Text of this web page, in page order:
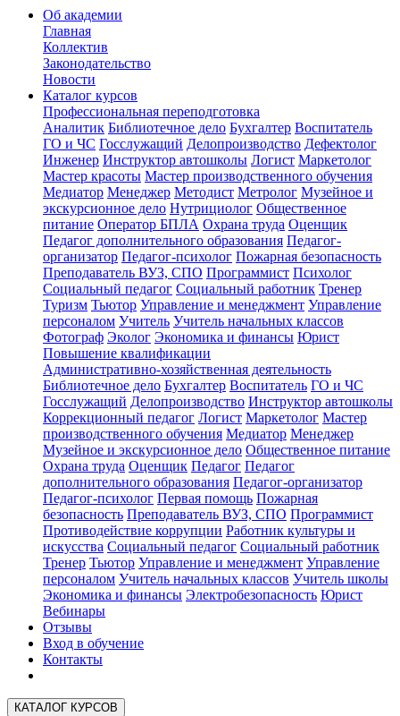
Об академии
Главная
Коллектив
Законодательство
Новости
Каталог курсов
Профессиональная переподготовка
Аналитик Библиотечное дело Бухгалтер Воспитатель
ГО и ЧС Госслужащий Делопроизводство Дефектолог
Инженер Инструктор автошколы Логист Маркетолог
Мастер красоты Мастер производственного обучения
Медиатор Менеджер Методист Метролог Музейное и
экскурсионное дело Нутрициолог Общественное
питание Оператор БПЛА Охрана труда Оценщик
Педагог дополнительного образования Педагог-
организатор Педагог-психолог Пожарная безопасность
Преподаватель ВУЗ, СПО Программист Психолог
Социальный педагог Социальный работник Тренер
Туризм Тьютор Управление и менеджмент Управление
персоналом Учитель Учитель начальных классов
Фотограф Эколог Экономика и финансы Юрист
Повышение квалификации
Административно-хозяйственная деятельность
Библиотечное дело Бухгалтер Воспитатель ГО и ЧС
Госслужащий Делопроизводство Инструктор автошколы
Коррекционный педагог Логист Маркетолог Мастер
производственного обучения Медиатор Менеджер
Музейное и экскурсионное дело Общественное питание
Охрана труда Оценщик Педагог Педагог
дополнительного образования Педагог-организатор
Педагог-психолог Первая помощь Пожарная
безопасность Преподаватель ВУЗ, СПО Программист
Противодействие коррупции Работник культуры и
искусства Социальный педагог Социальный работник
Тренер Тьютор Управление и менеджмент Управление
персоналом Учитель начальных классов Учитель школы
Экономика и финансы Электробезопасность Юрист
Вебинары
Отзывы
Вход в обучение
Контакты
КАТАЛОГ КУРСОВ